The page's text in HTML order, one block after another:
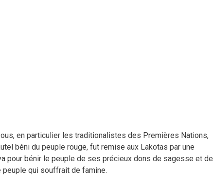
en particulier les traditionalistes des Premières Nations,
béni du peuple rouge, fut remise aux Lakotas par une
pour bénir le peuple de ses précieux dons de sagesse et de
peuple qui souffrait de famine.